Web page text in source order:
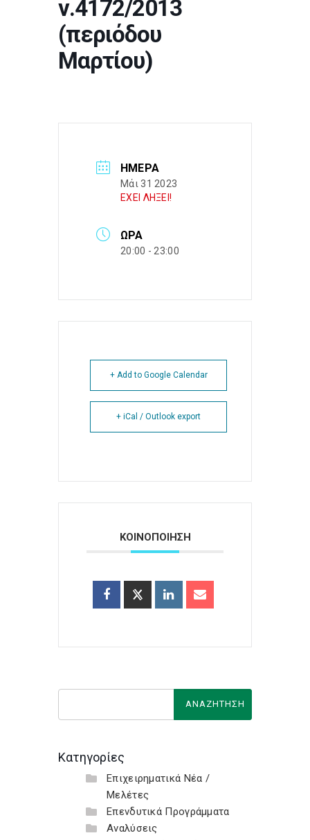
ν.4172/2013
(περιόδου
Μαρτίου)
ΗΜΈΡΑ
Μάι 31 2023
ΕΧΕΙ ΛΗΞΕΙ!
ΏΡΑ
20:00 - 23:00
+ Add to Google Calendar
+ iCal / Outlook export
ΚΟΙΝΟΠΟΙΗΣΗ
Κατηγορίες
Επιχειρηματικά Νέα /
Μελέτες
Επενδυτικά Προγράμματα
Αναλύσεις